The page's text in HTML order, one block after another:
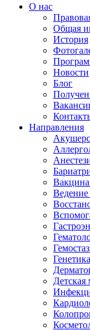
О нас
Общая
История
Новости
Блог
Направления
Ведение
Генетика
Детская